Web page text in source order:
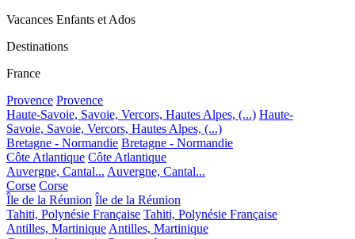
Vacances Enfants et Ados
Destinations
France
Provence Provence
Haute-Savoie, Savoie, Vercors, Hautes Alpes, (...) Haute-
Savoie, Savoie, Vercors, Hautes Alpes, (...)
Bretagne - Normandie Bretagne - Normandie
Côte Atlantique Côte Atlantique
Auvergne, Cantal... Auvergne, Cantal...
Corse Corse
Île de la Réunion Île de la Réunion
Tahiti, Polynésie Française Tahiti, Polynésie Française
Antilles, Martinique Antilles, Martinique